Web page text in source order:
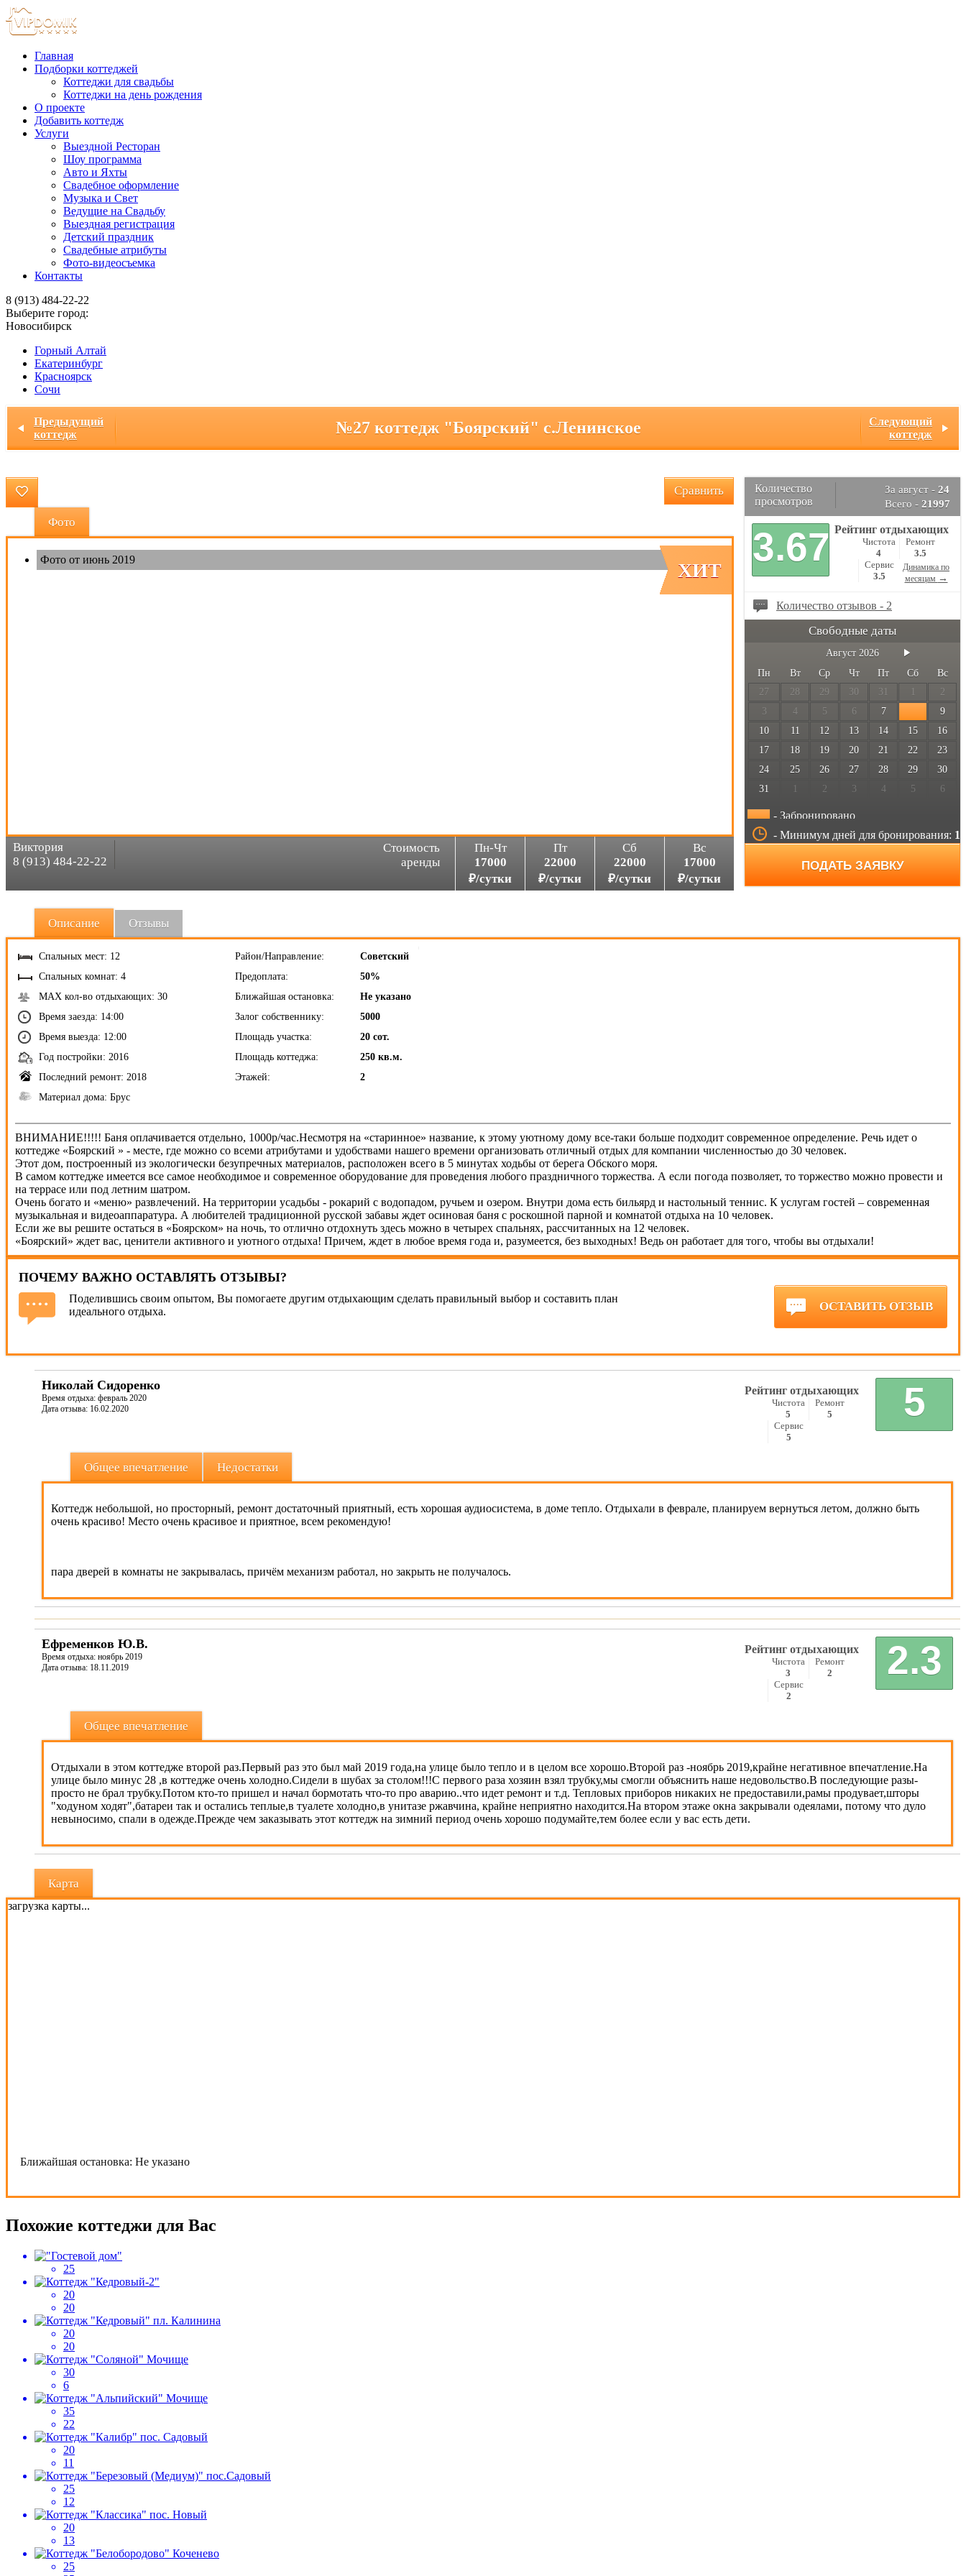
Главная
Подборки коттеджей
Коттеджи для свадьбы
Коттеджи на день рождения
О проекте
Добавить коттедж
Услуги
Выездной Ресторан
Шоу программа
Авто и Яхты
Свадебное оформление
Музыка и Свет
Ведущие на Свадьбу
Выездная регистрация
Детский праздник
Свадебные атрибуты
Фото-видеосъемка
Контакты
8 (913) 484-22-22
Выберите город:
Новосибирск
Горный Алтай
Екатеринбург
Красноярск
Сочи
Предыдущий
коттедж
Следующий
коттедж
№27 коттедж "Боярский" с.Ленинское
Количество
просмотров
За август - 24
Всего - 21997
3.67 Рейтинг отдыхающих
Чистота
4
Ремонт
3.5
Сервис
3.5
Динамика по
месяцам →
Количество отзывов - 2
Свободные даты
Август 2026
Пн
Вт Ср Чт Пт Сб
Вс
27
28 29 30 31
2
3
4 5 6 7
9
10
11 12 13 14 15
16
17
18 19 20 21 22
23
24
25 26 27 28 29
30
31
2 3 4 5 6
- Забронировано
- Минимум дней для бронирования: 1
ПОДАТЬ ЗАЯВКУ
Сравнить
Фото
Фото от июнь 2019 ХИТ
Виктория
8 (913) 484-22-22
Стоимость
аренды
Пн-Чт
17000
₽/сутки
Пт
22000
₽/сутки
Сб
22000
₽/сутки
Вс
17000
₽/сутки
Описание Отзывы
Спальных мест: 12
Спальных комнат: 4
MAX кол-во отдыхающих: 30
Время заезда: 14:00
Время выезда: 12:00
Год постройки: 2016
Последний ремонт: 2018
Материал дома: Брус
Район/Направление:
Советский
Предоплата:
50%
Ближайшая остановка:
Не указано
Залог собственнику:
5000
Площадь участка:
20 сот.
Площадь коттеджа:
250 кв.м.
Этажей:
2
ВНИМАНИЕ!!!!! Баня оплачивается отдельно, 1000р/час.Несмотря на «старинное» название, к этому уютному дому все-таки больше подходит современное определение. Речь идет о
коттедже «Боярский » - месте, где можно со всеми атрибутами и удобствами нашего времени организовать отличный отдых для компании численностью до 30 человек.
Этот дом, построенный из экологически безупречных материалов, расположен всего в 5 минутах ходьбы от берега Обского моря.
В самом коттедже имеется все самое необходимое и современное оборудование для проведения любого праздничного торжества. А если погода позволяет, то торжество можно провести и
на террасе или под летним шатром.
Очень богато и «меню» развлечений. На территории усадьбы - рокарий с водопадом, ручьем и озером. Внутри дома есть бильярд и настольный теннис. К услугам гостей – современная
музыкальная и видеоаппаратура. А любителей традиционной русской забавы ждет осиновая баня с роскошной парной и комнатой отдыха на 10 человек.
Если же вы решите остаться в «Боярском» на ночь, то отлично отдохнуть здесь можно в четырех спальнях, рассчитанных на 12 человек.
«Боярский» ждет вас, ценители активного и уютного отдыха! Причем, ждет в любое время года и, разумеется, без выходных! Ведь он работает для того, чтобы вы отдыхали!
ПОЧЕМУ ВАЖНО ОСТАВЛЯТЬ ОТЗЫВЫ?
ОСТАВИТЬ ОТЗЫВ
Поделившись своим опытом, Вы помогаете другим отдыхающим сделать правильный выбор и составить план
идеального отдыха.
Николай Сидоренко
Время отдыха: февраль 2020
Дата отзыва: 16.02.2020
5
Рейтинг отдыхающих
Чистота
5
Ремонт
5
Сервис
5
Общее впечатление Недостатки
Коттедж небольшой, но просторный, ремонт достаточный приятный, есть хорошая аудиосистема, в доме тепло. Отдыхали в феврале, планируем вернуться летом, должно быть
очень красиво! Место очень красивое и приятное, всем рекомендую!
пара дверей в комнаты не закрывалась, причём механизм работал, но закрыть не получалось.
Ефременков Ю.В.
Время отдыха: ноябрь 2019
Дата отзыва: 18.11.2019
2.3
Рейтинг отдыхающих
Чистота
3
Ремонт
2
Сервис
2
Общее впечатление
Отдыхали в этом коттедже второй раз.Первый раз это был май 2019 года,на улице было тепло и в целом все хорошо.Второй раз -ноябрь 2019,крайне негативное впечатление.На
улице было минус 28 ,в коттедже очень холодно.Сидели в шубах за столом!!!С первого раза хозяин взял трубку,мы смогли объяснить наше недовольство.В последующие разы-
просто не брал трубку.Потом кто-то пришел и начал бормотать что-то про аварию..что идет ремонт и т.д. Тепловых приборов никаких не предоставили,рамы продувает,шторы
"ходуном ходят",батареи так и остались теплые,в туалете холодно,в унитазе ржавчина, крайне неприятно находится.На втором этаже окна закрывали одеялами, потому что дуло
невыносимо, спали в одежде.Прежде чем заказывать этот коттедж на зимний период очень хорошо подумайте,тем более если у вас есть дети.
Карта
загрузка карты...
Ближайшая остановка: Не указано
Похожие коттеджи для Вас
25
20
20
20
20
30
6
35
22
20
11
25
12
20
13
25